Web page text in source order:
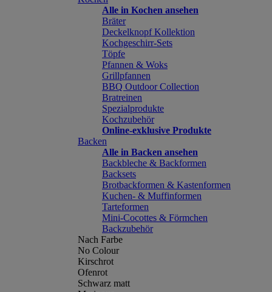
Alle in Kochen ansehen
Bräter
Deckelknopf Kollektion
Kochgeschirr-Sets
Töpfe
Pfannen & Woks
Grillpfannen
BBQ Outdoor Collection
Bratreinen
Spezialprodukte
Kochzubehör
Online-exklusive Produkte
Backen
Alle in Backen ansehen
Backbleche & Backformen
Backsets
Brotbackformen & Kastenformen
Kuchen- & Muffinformen
Tarteformen
Mini-Cocottes & Förmchen
Backzubehör
Nach Farbe
No Colour
Kirschrot
Ofenrot
Schwarz matt